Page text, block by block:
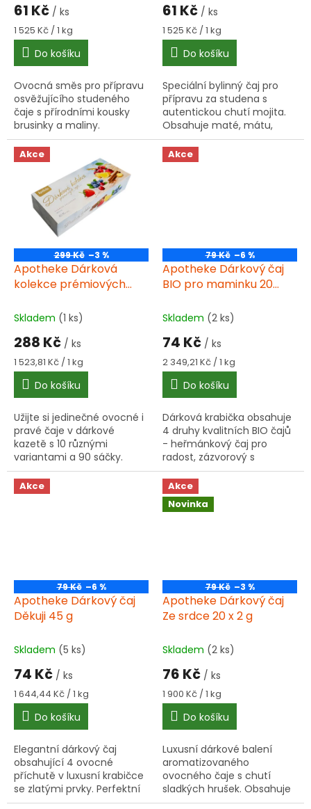
61 Kč / ks
Měrná
cena:
1 525 Kč / 1 kg
Do košíku
Ovocná směs pro přípravu
osvěžujícího studeného
čaje s přírodními kousky
brusinky a maliny.
Obsahuje ibišek, jablko,
ostružinový list a šípek.
61 Kč / ks
Měrná
cena:
1 525 Kč / 1 kg
Do košíku
Speciální bylinný čaj pro
přípravu za studena s
autentickou chutí mojita.
Obsahuje maté, mátu,
zázvor a přírodní aroma
limetky. Rychlá příprava,
osvěžující chuť.
Akce
299 Kč –3 %
Apotheke Dárková
kolekce prémiových
Skladem (1 ks)
288 Kč / ks
Měrná
cena:
1 523,81 Kč / 1 kg
Do košíku
Užijte si jedinečné ovocné i
pravé čaje v dárkové
kazetě s 10 různými
variantami a 90 sáčky.
Akce
79 Kč –6 %
Apotheke Dárkový čaj
BIO pro maminku 20
Skladem (2 ks)
74 Kč / ks
Měrná
cena:
2 349,21 Kč / 1 kg
Do košíku
Dárková krabička obsahuje
4 druhy kvalitních BIO čajů
- heřmánkový čaj pro
radost, zázvorový s
citrónem, rakytníkový s
pomerančem a zelený čaj.
Ideální dárek pro každou
mamku.
Akce
79 Kč –6 %
Apotheke Dárkový čaj
Děkuji 45 g
Skladem (5 ks)
74 Kč / ks
Měrná
cena:
1 644,44 Kč / 1 kg
Do košíku
Elegantní dárkový čaj
obsahující 4 ovocné
příchutě v luxusní krabičce
se zlatými prvky. Perfektní
dárek pro vyjádření
Akce
Novinka
79 Kč –3 %
Apotheke Dárkový čaj
Ze srdce 20 x 2 g
Skladem (2 ks)
76 Kč / ks
Měrná
cena:
1 900 Kč / 1 kg
Do košíku
Luxusní dárkové balení
aromatizovaného
ovocného čaje s chutí
sladkých hrušek. Obsahuje
20 porcovaných